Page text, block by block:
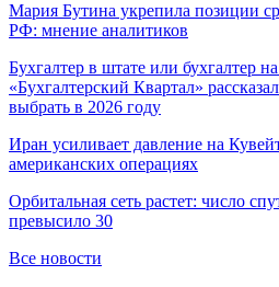
Мария Бутина укрепила позиции
РФ: мнение аналитиков
Бухгалтер в штате или бухгалтер
«Бухгалтерский Квартал»
выбрать в 2026 году
Иран усиливает давление на
американских операциях
Орбитальная сеть растет: число
превысило 30
Все новости